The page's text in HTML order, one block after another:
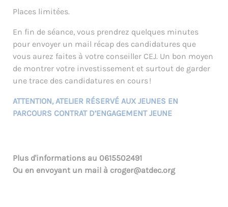
Places limitées.
En fin de séance, vous prendrez quelques minutes
pour envoyer un mail récap des candidatures que
vous aurez faites à votre conseiller CEJ. Un bon moyen
de montrer votre investissement et surtout de garder
une trace des candidatures en cours !
ATTENTION, ATELIER RÉSERVÉ AUX JEUNES EN
PARCOURS CONTRAT D’ENGAGEMENT JEUNE
Plus d'informations au 0615502491
Ou en envoyant un mail à croger@atdec.org